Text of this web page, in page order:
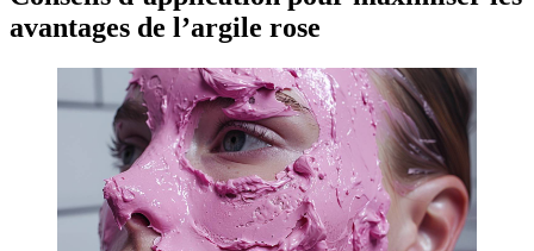
avantages de l’argile rose